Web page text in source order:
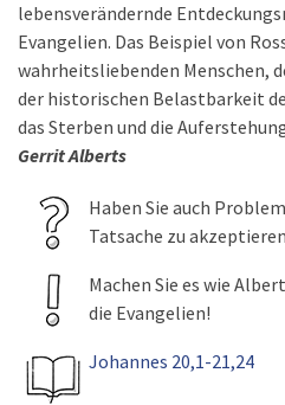
lebensverändernde
Evangelien. Das Beispiel von
wahrheitsliebenden Menschen,
der historischen Belastbarkeit
das Sterben und die
Gerrit Alberts
Haben Sie auch
Tatsache zu
Machen Sie es wie
die Evangelien!
Johannes 20,1-21,24